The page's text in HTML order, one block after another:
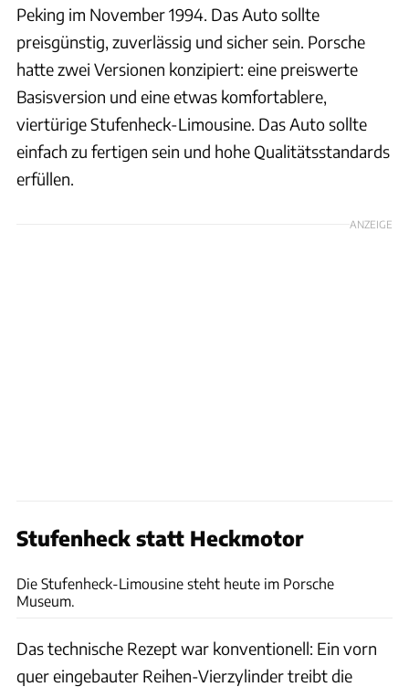
Peking im November 1994. Das Auto sollte
preisgünstig, zuverlässig und sicher sein. Porsche
hatte zwei Versionen konzipiert: eine preiswerte
Basisversion und eine etwas komfortablere,
viertürige Stufenheck-Limousine. Das Auto sollte
einfach zu fertigen sein und hohe Qualitätsstandards
erfüllen.
ANZEIGE
Stufenheck statt Heckmotor
Die Stufenheck-Limousine steht heute im Porsche
Museum.
Das technische Rezept war konventionell: Ein vorn
quer eingebauter Reihen-Vierzylinder treibt die